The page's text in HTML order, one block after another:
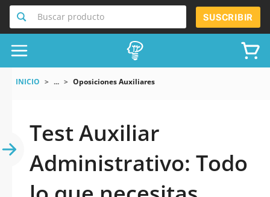
Buscar producto SUSCRIBIR
INICIO ... Oposiciones Auxiliares
Test Auxiliar
Administrativo: Todo